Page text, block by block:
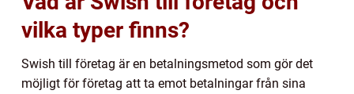
vilka typer finns?
Swish till företag är en betalningsmetod som gör det
möjligt för företag att ta emot betalningar från sina